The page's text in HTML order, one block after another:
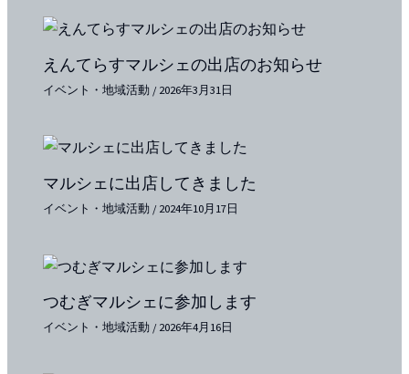
えんてらすマルシェの出店のお知らせ
イベント・地域活動 /2026年3月31日
マルシェに出店してきました
イベント・地域活動 /2024年10月17日
つむぎマルシェに参加します
イベント・地域活動 /2026年4月16日